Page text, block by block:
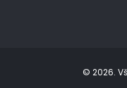
© 2026.